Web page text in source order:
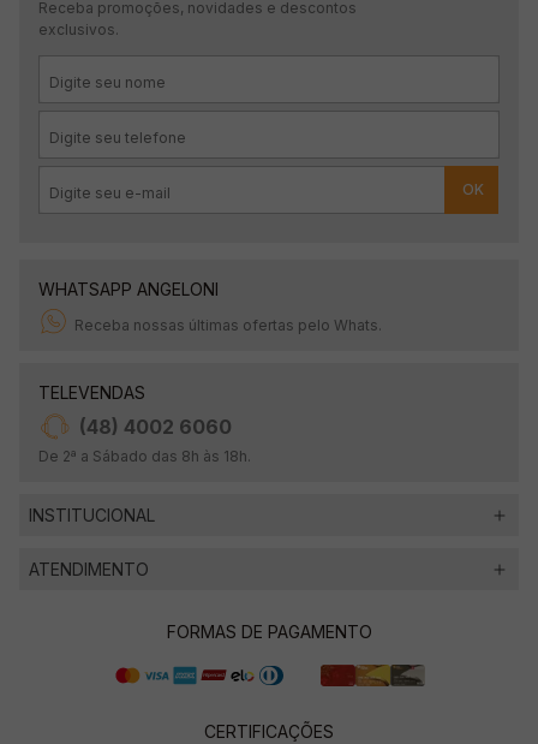
Receba promoções, novidades e descontos
exclusivos.
OK
WHATSAPP ANGELONI
Receba nossas últimas ofertas pelo Whats.
TELEVENDAS
(48) 4002 6060
De 2ª a Sábado das 8h às 18h.
INSTITUCIONAL
ATENDIMENTO
FORMAS DE PAGAMENTO
CERTIFICAÇÕES